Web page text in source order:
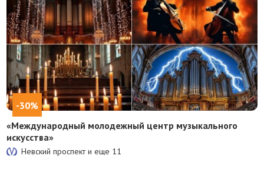
-30%
«Международный молодежный центр музыкального
искусства»
Невский проспект и еще 11